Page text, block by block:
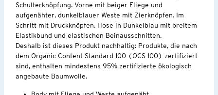
Schulterknöpfung. Vorne mit beiger Fliege und
aufgenähter, dunkelblauer Weste mit Zierknöpfen. Im
Schritt mit Druckknöpfen. Hose in Dunkelblau mit breitem
Elastikbund und elastischen Beinausschnitten.
Deshalb ist dieses Produkt nachhaltig: Produkte, die nach
dem Organic Content Standard 100 (OCS 100) zertifiziert
sind, enthalten mindestens 95% zertifizierte ökologisch
angebaute Baumwolle.